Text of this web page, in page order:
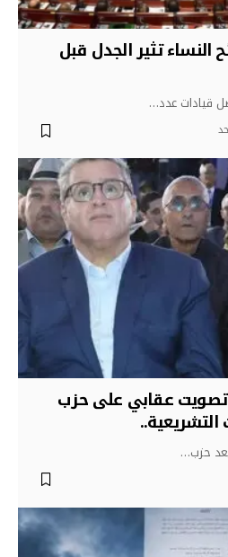
النساء تثير الجدل قبل
…
عقابي على حزب
التشريعية..
…